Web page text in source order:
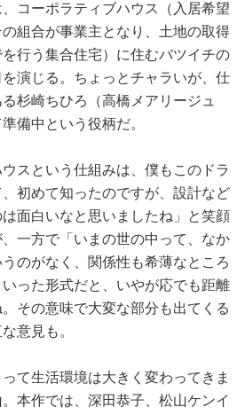
、コーポラティブハウス（入居希望
組合が事業主となり、土地の取得
行う集合住宅）に住むバツイチの
演じる。ちょっとチャラいが、仕
杉崎ちひろ（高橋メアリージュ
備中という役柄だ。
スという仕組みは、僕もこのドラ
初めて知ったのですが、設計など
面白いなと思いましたね」と笑顔
一方で「いまの世の中って、なか
のがなく、関係性も希薄なところ
った形式だと、いやが応でも距離
その意味で大変な部分も出てくる
意見も。
て生活環境は大きく変わってきま
本作では、深田恭子、松山ケンイ